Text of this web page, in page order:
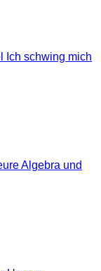
Ich schwing mich
Algebra und